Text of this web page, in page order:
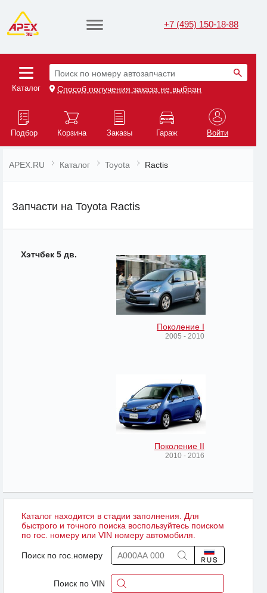
+7 (495) 150-18-88
Каталог
Поиск по номеру автозапчасти
Способ получения заказа не выбран
Подбор Корзина Заказы Гараж Войти
APEX.RU Каталог Toyota Ractis
Запчасти на Toyota Ractis
Хэтчбек 5 дв.
Поколение I
2005 - 2010
Поколение II
2010 - 2016
Каталог находится в стадии заполнения. Для
быстрого и точного поиска воспользуйтесь поиском
по гос. номеру или VIN номеру автомобиля.
Поиск по гос.номеру
Поиск по VIN